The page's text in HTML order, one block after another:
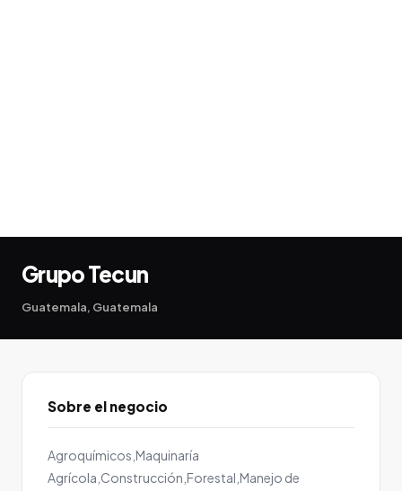
Grupo Tecun
Guatemala, Guatemala
Sobre el negocio
Agroquímicos,Maquinaría
Agrícola,Construcción,Forestal,Manejo de